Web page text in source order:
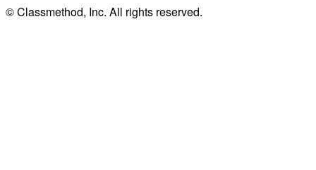
© Classmethod, Inc. All rights reserved.